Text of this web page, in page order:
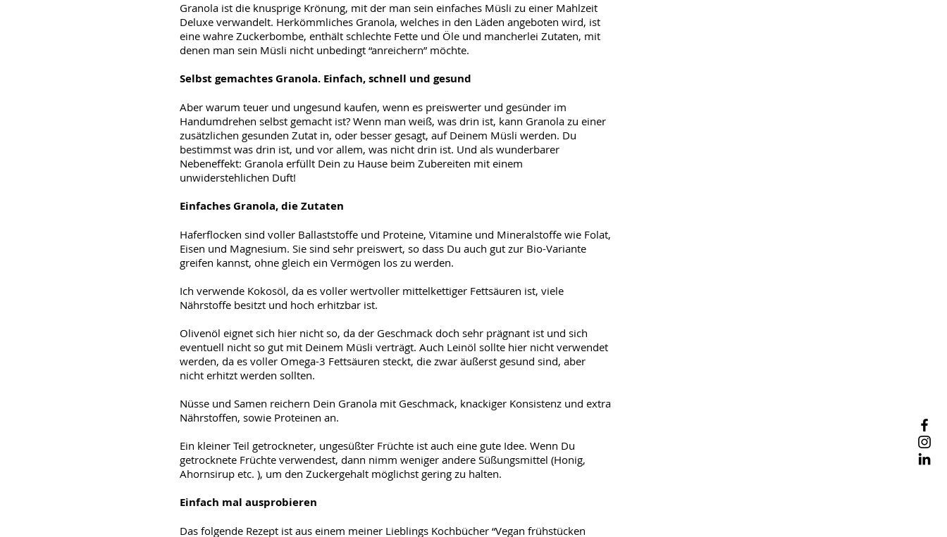
Granola ist die knusprige Krönung, mit der man sein einfaches Müsli zu einer Mahlzeit
Deluxe verwandelt. Herkömmliches Granola, welches in den Läden angeboten wird, ist
eine wahre Zuckerbombe, enthält schlechte Fette und Öle und mancherlei Zutaten, mit
denen man sein Müsli nicht unbedingt “anreichern” möchte.
Selbst gemachtes Granola. Einfach, schnell und gesund
Aber warum teuer und ungesund kaufen, wenn es preiswerter und gesünder im
Handumdrehen selbst gemacht ist? Wenn man weiß, was drin ist, kann Granola zu einer
zusätzlichen gesunden Zutat in, oder besser gesagt, auf Deinem Müsli werden. Du
bestimmst was drin ist, und vor allem, was nicht drin ist. Und als wunderbarer
Nebeneffekt: Granola erfüllt Dein zu Hause beim Zubereiten mit einem
unwiderstehlichen Duft!
Einfaches Granola, die Zutaten
Haferflocken sind voller Ballaststoffe und Proteine, Vitamine und Mineralstoffe wie Folat,
Eisen und Magnesium. Sie sind sehr preiswert, so dass Du auch gut zur Bio-Variante
greifen kannst, ohne gleich ein Vermögen los zu werden.
Ich verwende Kokosöl, da es voller wertvoller mittelkettiger Fettsäuren ist, viele
Nährstoffe besitzt und hoch erhitzbar ist.
Olivenöl eignet sich hier nicht so, da der Geschmack doch sehr prägnant ist und sich
eventuell nicht so gut mit Deinem Müsli verträgt. Auch Leinöl sollte hier nicht verwendet
werden, da es voller Omega-3 Fettsäuren steckt, die zwar äußerst gesund sind, aber
nicht erhitzt werden sollten.
Nüsse und Samen reichern Dein Granola mit Geschmack, knackiger Konsistenz und extra
Nährstoffen, sowie Proteinen an.
Ein kleiner Teil getrockneter, ungesüßter Früchte ist auch eine gute Idee. Wenn Du
getrocknete Früchte verwendest, dann nimm weniger andere Süßungsmittel (Honig,
Ahornsirup etc. ), um den Zuckergehalt möglichst gering zu halten.
Einfach mal ausprobieren
Das folgende Rezept ist aus einem meiner Lieblings Kochbücher “Vegan frühstücken